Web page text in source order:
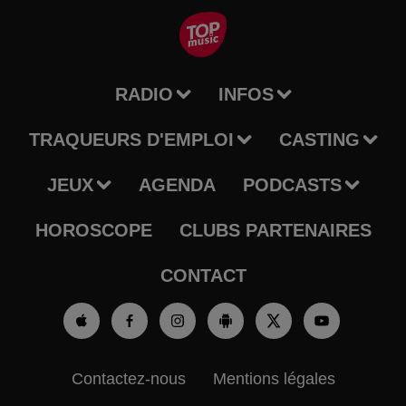
RADIO INFOS
TRAQUEURS D'EMPLOI CASTING
JEUX AGENDA PODCASTS
HOROSCOPE CLUBS PARTENAIRES
CONTACT
Contactez-nous Mentions légales